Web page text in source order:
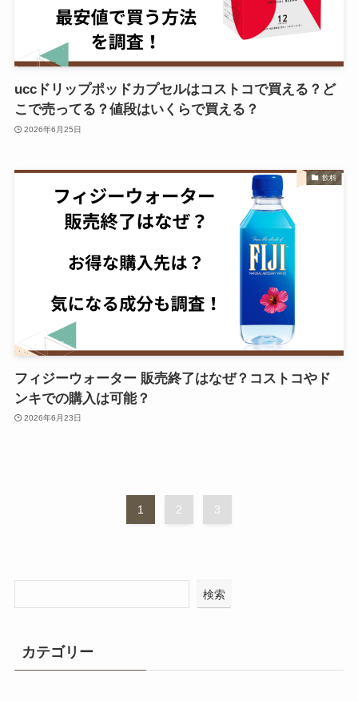
uccドリップポッドカプセルはコストコで買える？ど
こで売ってる？値段はいくらで買える？
2026年6月25日
飲料
フィジーウォーター 販売終了はなぜ？コストコやド
ンキでの購入は可能？
2026年6月23日
1 2 3
検索
カテゴリー